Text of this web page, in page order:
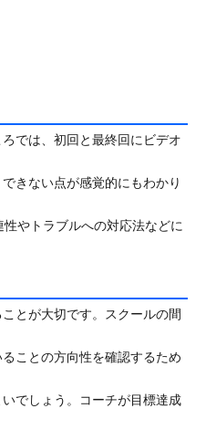
では、初回と最終回にビデオ
きない点が感覚的にもわかり
やトラブルへの対応法などに
とが大切です。スクールの間
ことの方向性を確認するため
でしょう。コーチが目標達成